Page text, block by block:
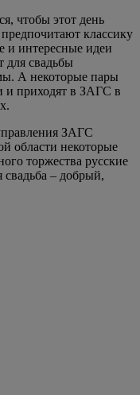
чтобы этот день
классику
и интересные идеи
свадьбы
А некоторые пары
и приходят в ЗАГС в
ЗАГС
области некоторые
торжества русские
– добрый,